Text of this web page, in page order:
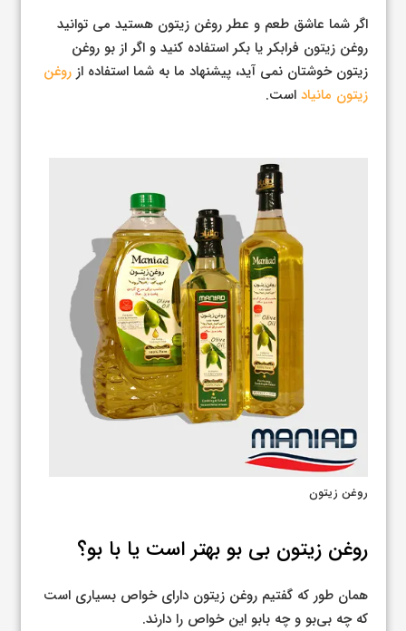
اگر شما عاشق طعم و عطر روغن زیتون هستید می توانید
روغن زیتون فرابکر یا بکر استفاده کنید و اگر از بو روغن
زیتون خوشتان نمی آید، پیشنهاد ما به شما استفاده ازروغن
زیتون مانیاد است.
روغن زیتون
روغن زیتون بی بو بهتر است یا با بو؟
همان طور که گفتیم روغن زیتون دارای خواص بسیاری است
که چه بی‌بو و چه بابو این خواص را دارند.